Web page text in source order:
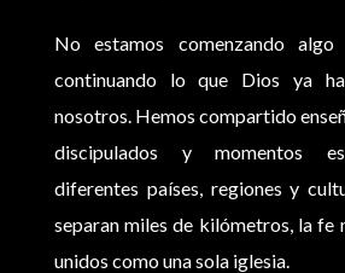
No estamos comenzando algo
continuando lo que Dios ya
nosotros. Hemos compartido
discipulados y momentos
diferentes países, regiones y
separan miles de kilómetros, la fe
unidos como una sola iglesia.